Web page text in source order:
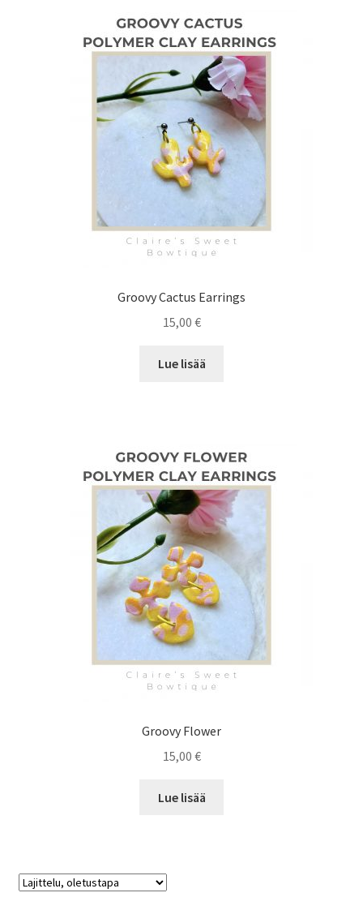
Groovy Cactus Earrings
15,00 €
Lue lisää
Groovy Flower
15,00 €
Lue lisää